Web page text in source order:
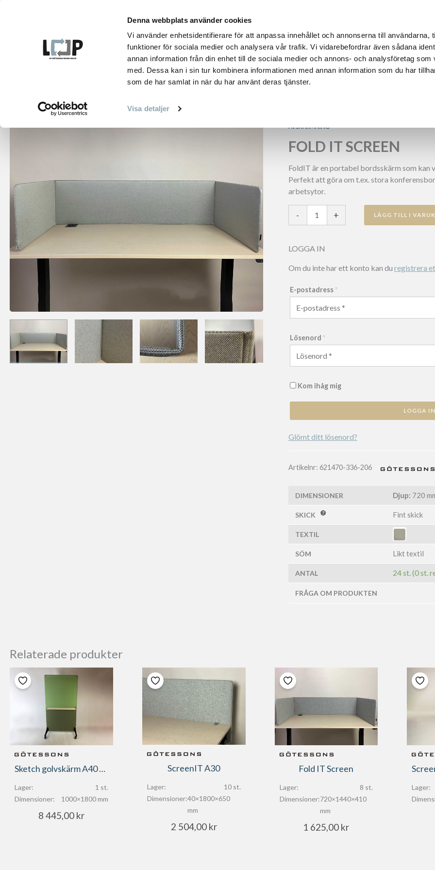
Denna webbplats använder cookies
Vi använder enhetsidentifierare för att anpassa innehållet och annonserna till användarna,
funktioner för sociala medier och analysera vår trafik. Vi vidarebefordrar även sådana
annan information från din enhet till de sociala medier och annons- och analysföretag som
med. Dessa kan i sin tur kombinera informationen med annan information som du har
som de har samlat in när du har använt deras tjänster.
Visa detaljer
PRODUKTER HÅLLBARHET OCH MILJÖ REFERENSER OM
FOLD IT SCREEN
AVSKÄRMNING
FOLD IT SCREEN
FoldIT är en portabel bordsskärm som kan
Perfekt att göra om t.ex. stora
arbetsytor.
-
mängd
+ LÄGG TILL I
LOGGA IN
Om du inte har ett konto kan du registrera
E-postadress *
Lösenord *
Kom ihåg mig
LOGGA IN
Glömt ditt lösenord?
Artikelnr: 621470-336-206
DIMENSIONER Djup: 720
SKICK Fint skick
TEXTIL
SÖM Likt textil
ANTAL 24 st. (0 st.
FRÅGA OM PRODUKTEN
Relaterade produkter
Sketch golvskärm A40 med skrivtavla
Lager:
1 st.
Dimensioner:
1000×1800 mm
8 445,00 kr
ScreenIT A30
Lager:
10 st.
Dimensioner:40×1800×650
mm
2 504,00 kr
Fold IT Screen
Lager:
8 st.
Dimensioner:720×1440×410
mm
1 625,00 kr
Lager: